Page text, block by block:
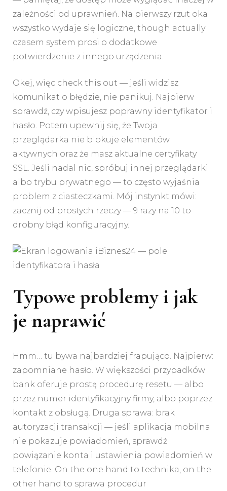
zależności od uprawnień. Na pierwszy rzut oka
wszystko wydaje się logiczne, though actually
czasem system prosi o dodatkowe
potwierdzenie z innego urządzenia.
Okej, więc check this out — jeśli widzisz
komunikat o błędzie, nie panikuj. Najpierw
sprawdź, czy wpisujesz poprawny identyfikator i
hasło. Potem upewnij się, że Twoja
przeglądarka nie blokuje elementów
aktywnych oraz że masz aktualne certyfikaty
SSL. Jeśli nadal nic, spróbuj innej przeglądarki
albo trybu prywatnego — to często wyjaśnia
problem z ciasteczkami. Mój instynkt mówi:
zacznij od prostych rzeczy — 9 razy na 10 to
drobny błąd konfiguracyjny.
Typowe problemy i jak
je naprawić
Hmm… tu bywa najbardziej frapująco. Najpierw:
zapomniane hasło. W większości przypadków
bank oferuje prostą procedurę resetu — albo
przez numer identyfikacyjny firmy, albo poprzez
kontakt z obsługą. Druga sprawa: brak
autoryzacji transakcji — jeśli aplikacja mobilna
nie pokazuje powiadomień, sprawdź
powiązanie konta i ustawienia powiadomień w
telefonie. On the one hand to technika, on the
other hand to sprawa procedur